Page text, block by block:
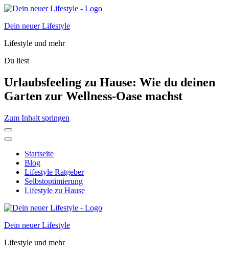
Dein neuer Lifestyle
Lifestyle und mehr
Du liest
Urlaubsfeeling zu Hause: Wie du deinen
Garten zur Wellness-Oase machst
Zum Inhalt springen
Startseite
Blog
Lifestyle Ratgeber
Selbstoptimierung
Lifestyle zu Hause
Dein neuer Lifestyle
Lifestyle und mehr